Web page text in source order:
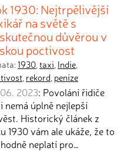
1930: Nejtrpělivější
na světě s
důvěrou v
poctivost
1930,taxi, Indie,
, rekord, peníze
06. 2023: Povolání řidiče
nemá úplně nejlepší
Historický článek z
1930 vám ale ukáže, že to
neplatí pro…